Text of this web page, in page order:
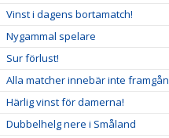
Vinst i dagens bortamatch!
Nygammal spelare
Sur förlust!
Alla matcher innebär inte
Härlig vinst för damerna!
Dubbelhelg nere i Småland